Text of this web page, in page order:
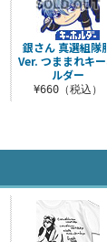
銀さん 真選組隊
Ver. つままれキ
ルダー
¥660（税込）